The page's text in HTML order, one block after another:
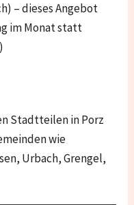
– dieses Angebot
im Monat statt
Stadtteilen in Porz
wie
Urbach, Grengel,